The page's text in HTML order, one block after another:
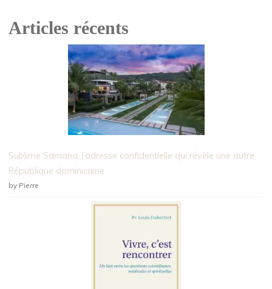
Articles récents
Sublime Samana, l’adresse confidentielle qui révèle une autre
République dominicaine
by Pierre